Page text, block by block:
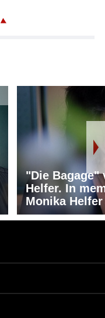
"Die Bagage"
Helfer. In
Monika Helfer